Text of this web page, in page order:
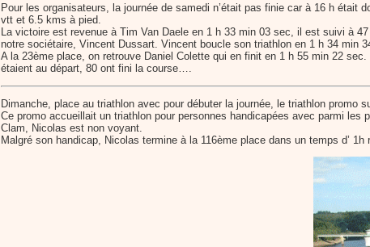
Pour les organisateurs, la journée de samedi n’était pas finie car à 16 h
vtt et 6.5 kms à pied.
La victoire est revenue à Tim Van Daele en 1 h 33 min 03 sec, il est suivi à
notre sociétaire, Vincent Dussart. Vincent boucle son triathlon en 1 h 34 min
A la 23ème place, on retrouve Daniel Colette qui en finit en 1 h 55 min 22
étaient au départ, 80 ont fini la course….
Dimanche, place au triathlon avec pour débuter la journée, le triathlon
Ce promo accueillait un triathlon pour personnes handicapées avec parmi
Clam, Nicolas est non voyant.
Malgré son handicap, Nicolas termine à la 116ème place dans un temps d’